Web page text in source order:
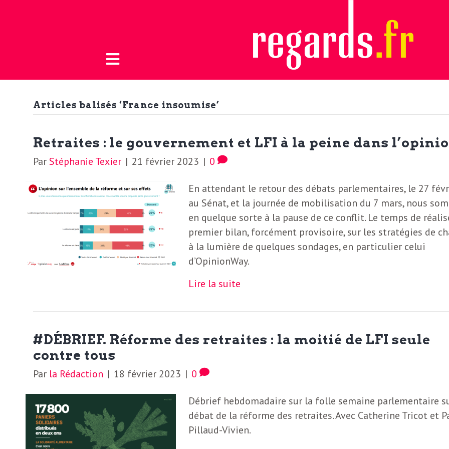
’
a
c
t
u
L
M
i
d
i
n
B
o
u
e
o
n
n
Articles balisés ‘France insoumise’
Retraites : le gouvernement et LFI à la peine dans
ParStéphanie Texier | 21 février 2023 | 0
En attendant le retour des débats parlementaires, le 27
au Sénat, et la journée de mobilisation du 7 mars, nous
en quelque sorte à la pause de ce conflit. Le temps de
premier bilan, forcément provisoire, sur les stratégies de
à la lumière de quelques sondages, en particulier celui
d’OpinionWay.
Lire la suite
#DÉBRIEF. Réforme des retraites : la moitié de LFI seule
contre tous
Par la Rédaction | 18 février 2023 | 0
Débrief hebdomadaire sur la folle semaine parlementaire
débat de la réforme des retraites. Avec Catherine Tricot et
Pillaud-Vivien.